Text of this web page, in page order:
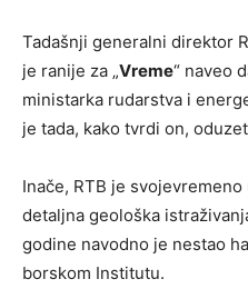
Tadašnji generalni direktor
je ranije za „Vreme“ naveo
ministarka rudarstva i
je tada, kako tvrdi on,
Inače, RTB je
detaljna geološka
godine navodno je nestao
borskom Institutu.